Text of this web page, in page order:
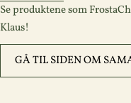
Se produktene som
Klaus!
GÅ TIL SIDEN OM